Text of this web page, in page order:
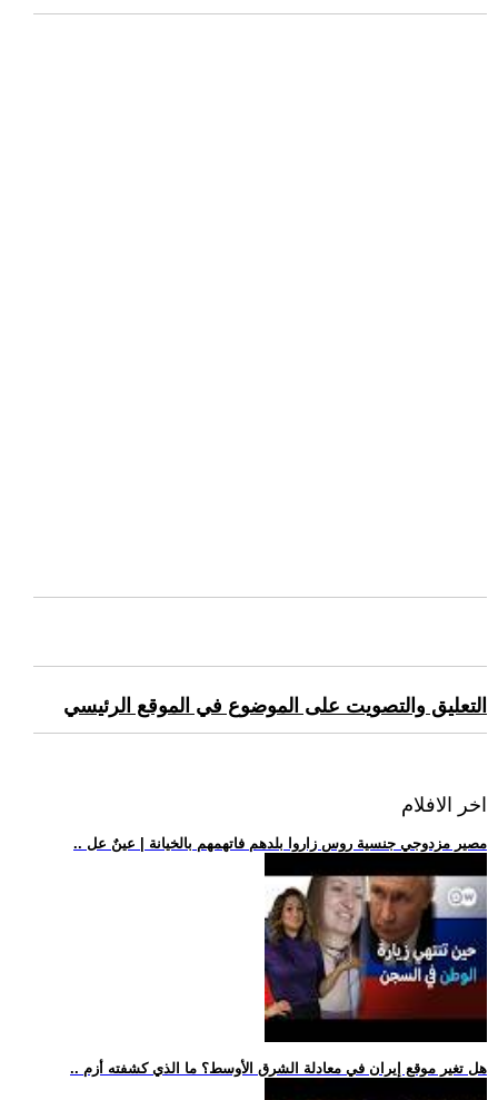
التعليق والتصويت على الموضوع في الموقع الرئيسي
اخر الافلام
.. مصير مزدوجي جنسية روس زاروا بلدهم فاتهمهم بالخيانة | عينٌ عل
.. هل تغير موقع إيران في معادلة الشرق الأوسط؟ ما الذي كشفته أزم